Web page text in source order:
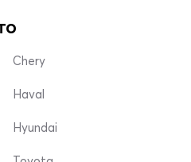
Chery
Haval
Hyundai